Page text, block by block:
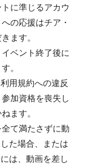
に準じるアカウ
の応援はチア・
ます。
ベント終了後に
。
用規約への違反
加資格を喪失し
ます。
て満たさずに動
た場合、または
は、動画を差し